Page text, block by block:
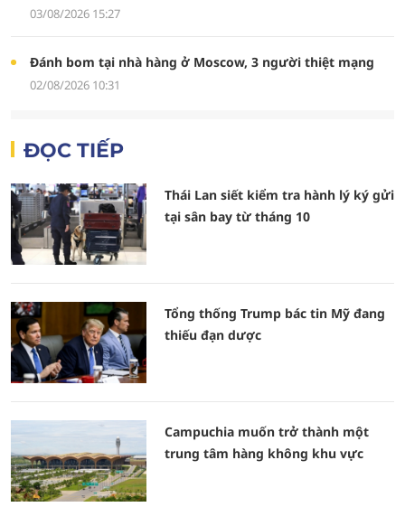
03/08/2026 15:27
Đánh bom tại nhà hàng ở Moscow, 3 người thiệt mạng
02/08/2026 10:31
ĐỌC TIẾP
Thái Lan siết kiểm tra hành lý ký gửi
tại sân bay từ tháng 10
Tổng thống Trump bác tin Mỹ đang
thiếu đạn dược
Campuchia muốn trở thành một
trung tâm hàng không khu vực